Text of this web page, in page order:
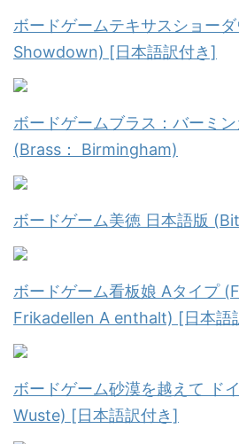
ボードゲームテキサスショー
Showdown) [日本語訳付き]
ボードゲームブラス：バーミ
(Brass： Birmingham)
ボードゲーム美徳 日本語版
ボードゲーム看板娘 Aタイプ
Frikadellen A enthalt) [日本語
ボードゲーム砂漠を越えて ド
Wuste) [日本語訳付き]